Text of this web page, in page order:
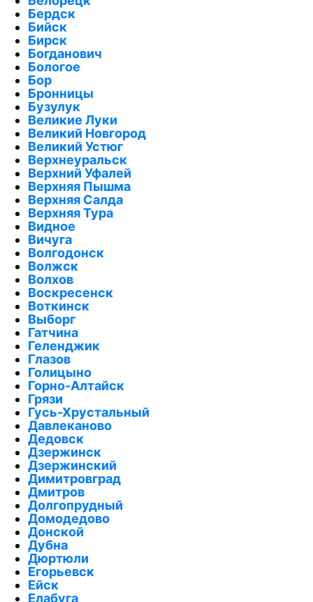
Бердск
Бийск
Бирск
Богданович
Бологое
Бор
Бронницы
Бузулук
Великие Луки
Великий Новгород
Великий Устюг
Верхнеуральск
Верхний Уфалей
Верхняя Пышма
Верхняя Салда
Верхняя Тура
Видное
Вичуга
Волгодонск
Волжск
Волхов
Воскресенск
Воткинск
Выборг
Гатчина
Геленджик
Глазов
Голицыно
Горно-Алтайск
Грязи
Гусь-Хрустальный
Давлеканово
Дедовск
Дзержинск
Дзержинский
Димитровград
Дмитров
Долгопрудный
Домодедово
Донской
Дубна
Дюртюли
Егорьевск
Ейск
Елабуга